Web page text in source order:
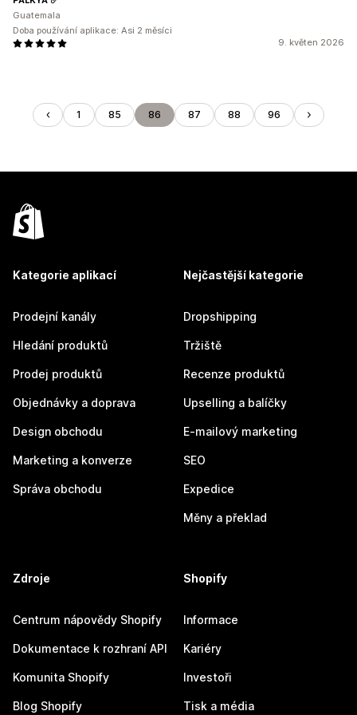
9. květen 2026
Guatemala
Doba používání aplikace: Asi 2 měsíci
1 85 86 87 88 96
Kategorie aplikací
Prodejní kanály
Hledání produktů
Prodej produktů
Objednávky a doprava
Design obchodu
Marketing a konverze
Správa obchodu
Nejčastější kategorie
Dropshipping
Tržiště
Recenze produktů
Upselling a balíčky
E-mailový marketing
SEO
Expedice
Měny a překlad
Zdroje
Centrum nápovědy Shopify
Dokumentace k rozhraní API
Komunita Shopify
Blog Shopify
Shopify
Informace
Kariéry
Investoři
Tisk a média